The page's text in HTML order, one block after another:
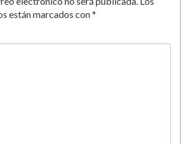
están marcados con*